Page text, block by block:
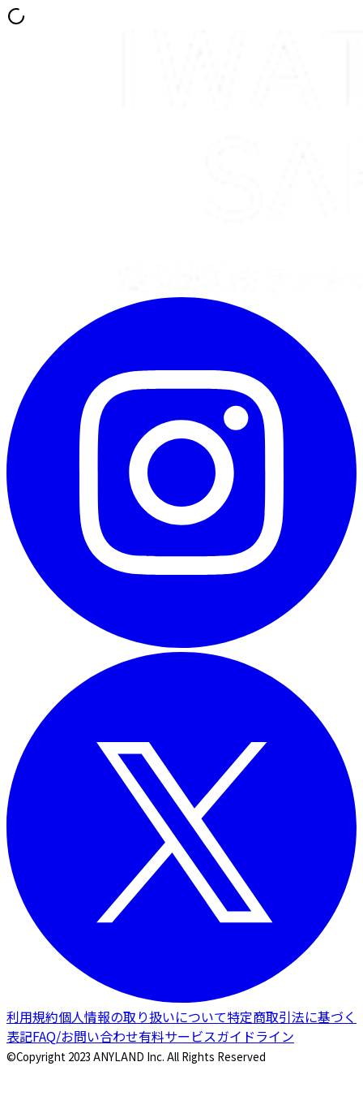
利用規約個人情報の取り扱いについて特定商取引法に基づく
表記FAQ/お問い合わせ有料サービスガイドライン
©Copyright 2023 ANYLAND Inc. All Rights Reserved